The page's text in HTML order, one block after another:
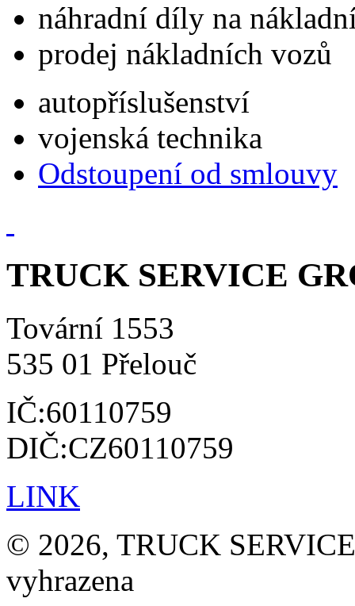
náhradní díly na
prodej nákladních vozů
autopříslušenství
vojenská technika
Odstoupení od smlouvy
TRUCK SERVICE
Tovární 1553
535 01 Přelouč
IČ:60110759
DIČ:CZ60110759
LINK
© 2026, TRUCK
vyhrazena